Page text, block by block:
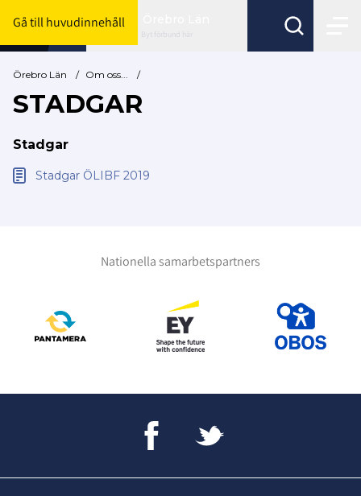
Gå till huvudinnehåll
Byt förbund här
Örebro Län / Om oss... /
STADGAR
Stadgar
Stadgar ÖLIBF 2019
Nationella samarbetspartners